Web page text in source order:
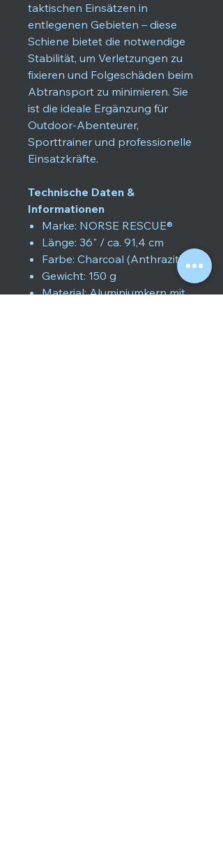
taktischen Einsätzen in
entlegenen Gebieten – diese
Schiene bietet die notwendige
Stabilität, um Verletzungen zu
fixieren und Folgeschäden beim
Abtransport zu minimieren. Sie
ist die ideale Ergänzung für
Outdoor-Abenteurer,
Sporttrainer und professionelle
Einsatzkräfte.
Technische Daten &
Informationen
Marke: NORSE RESCUE®
Länge: 36" / ca. 91,4 cm
Farbe: Charcoal (Anthrazit)
Gewicht: 150 g
Material: Aluminiumkern mit